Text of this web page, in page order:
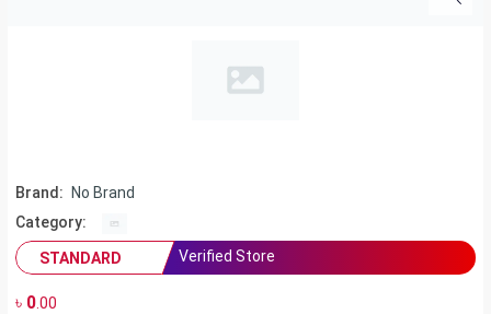
Brand:
No Brand
Category:
STANDARD
Verified Store
৳ 0.00